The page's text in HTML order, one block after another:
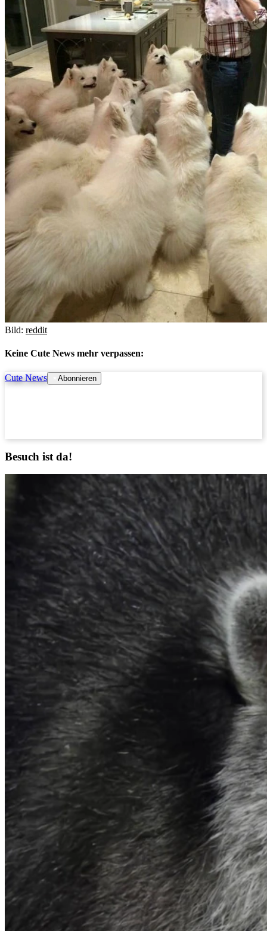
Bild: reddit
Keine Cute News mehr verpassen:
Cute News Abonnieren
Besuch ist da!